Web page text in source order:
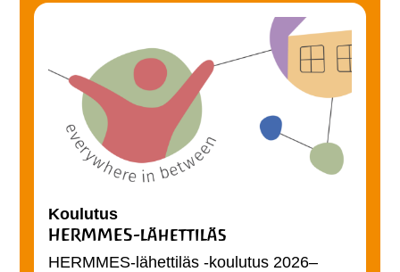
Koulutus
HERMMES-lähettiläs
HERMMES-lähettiläs -koulutus 2026–